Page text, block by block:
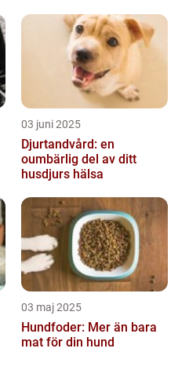
03 juni 2025
Djurtandvård: en
oumbärlig del av ditt
husdjurs hälsa
03 maj 2025
Hundfoder: Mer än bara
mat för din hund